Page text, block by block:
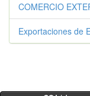
COMERCIO
Exportaciones de